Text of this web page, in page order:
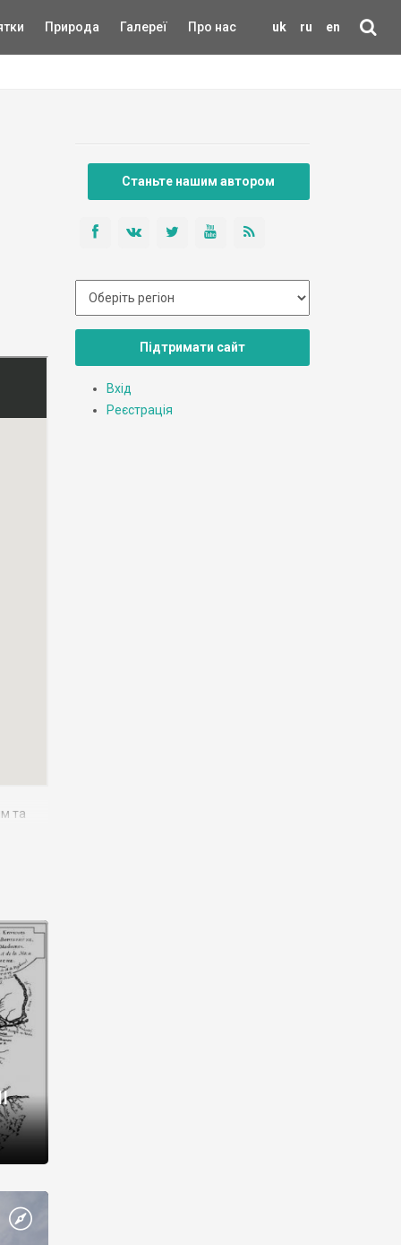
uk ru en
Природа Галереї Про нас
та
Станьте нашим автором
Підтримати сайт
Вхід
Реєстрація